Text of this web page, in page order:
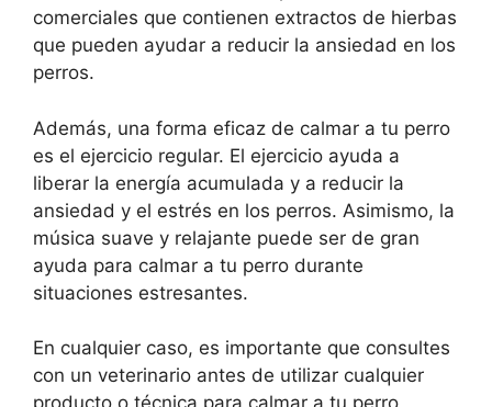
comerciales que contienen extractos de hierbas
que pueden ayudar a reducir la ansiedad en los
perros.
Además, una forma eficaz de calmar a tu perro
es el ejercicio regular. El ejercicio ayuda a
liberar la energía acumulada y a reducir la
ansiedad y el estrés en los perros. Asimismo, la
música suave y relajante puede ser de gran
ayuda para calmar a tu perro durante
situaciones estresantes.
En cualquier caso, es importante que consultes
con un veterinario antes de utilizar cualquier